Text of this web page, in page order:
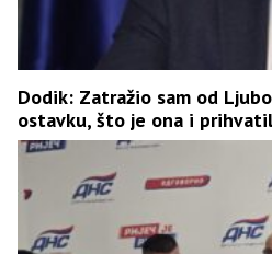
Dodik: Zatražio sam od
ostavku, što je ona i